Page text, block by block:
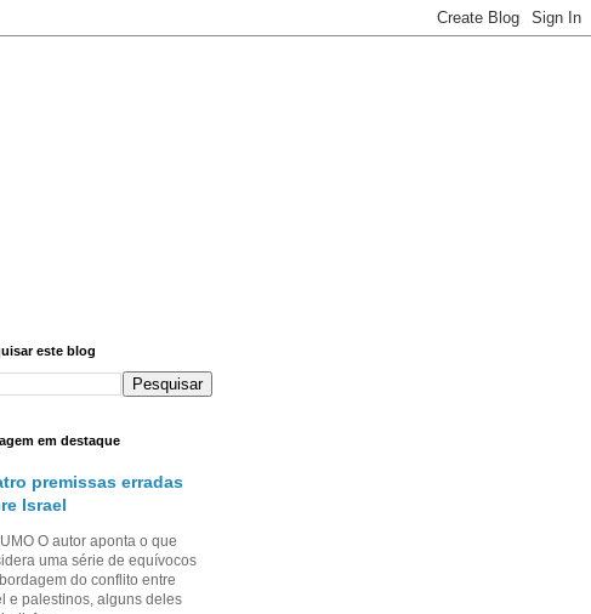
este blog
em destaque
premissas erradas
Israel
O autor aponta o que
uma série de equívocos
do conflito entre
e palestinos, alguns deles